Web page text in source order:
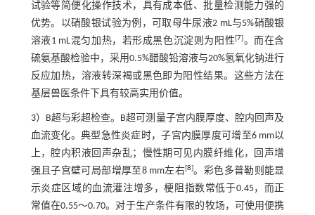
试验等简便化操作技术，具有成本低、批量检测能力强的
优势。以硝酸银试验为例，可取母牛尿液2 mL与5%硝酸银
溶液1 mL混匀加热，若形成黑色沉淀则为阳性[7]。而在含
硫氨基酸检验中，采用0.5%醋酸铅溶液与20%氢氧化钠进行
反应加热，溶液转深褐或黑色即为阳性结果。这些方法在
基层兽医条件下具有较高实用价值。
3）B超与彩超检查。B超可测量子宫内膜厚度、腔内回声及
血流变化。典型急性炎症时，子宫内膜厚度可增至6 mm以
上，腔内积液回声杂乱；慢性期可见内膜纤维化，回声增
强且子宫壁可局部增厚至8 mm左右[8]。彩色多普勒则能显
示炎症区域的血流灌注增多，梗阻指数常低于0.45，而正
常值在0.55～0.70。对于生产条件有限的牧场，可使用便携